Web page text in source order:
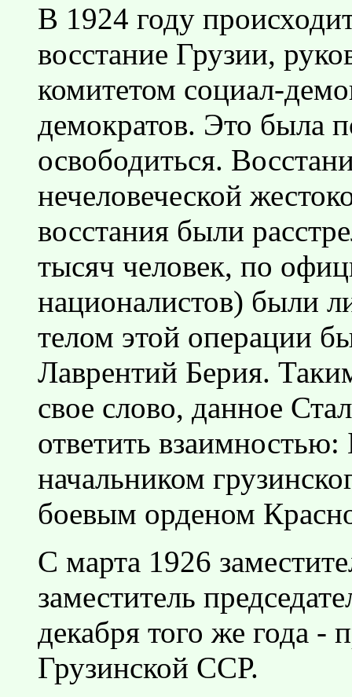
В 1924 году
восстание Грузии,
комитетом социал-
демократов. Это была
освободиться.
нечеловеческой
восстания были
тысяч человек, по
националистов) были
телом этой операции
Лаврентий Берия.
свое слово, данное
ответить
начальником
боевым орденом
С марта 1926
заместитель
декабря того же года -
Грузинской ССР.